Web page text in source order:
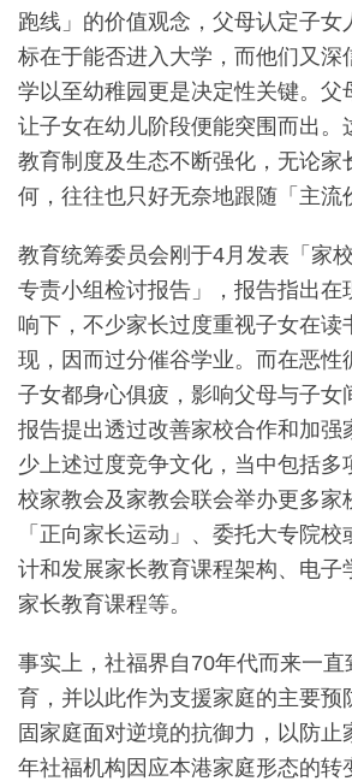
跑线」的价值观念，父母认定子女
标在于能否进入大学，而他们又深
学以至幼稚园更是决定性关键。父
让子女在幼儿阶段便能突围而出。
教育制度及生态不断强化，无论家
何，往往也只好无奈地跟随「主流
教育统筹委员会刚于4月发表「家
专责小组检讨报告」，报告指出在
响下，不少家长过度重视子女在读
现，因而过分催谷学业。而在恶性
子女都身心俱疲，影响父母与子女
报告提出透过改善家校合作和加强
少上述过度竞争文化，当中包括多
校家教会及家教会联会举办更多家
「正向家长运动」、委托大专院
计和发展家长教育课程架构、电子
家长教育课程等。
事实上，社福界自70年代而来一直
育，并以此作为支援家庭的主要预
固家庭面对逆境的抗御力，以防止
年社福机构因应本港家庭形态的转